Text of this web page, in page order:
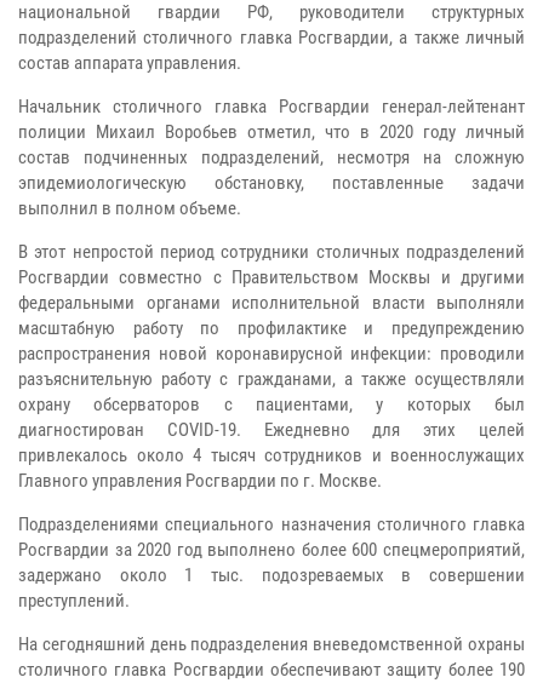
национальной гвардии РФ, руководители структурных
подразделений столичного главка Росгвардии, а также личный
состав аппарата управления.
Начальник столичного главка Росгвардии генерал-лейтенант
полиции Михаил Воробьев отметил, что в 2020 году личный
состав подчиненных подразделений, несмотря на сложную
эпидемиологическую обстановку, поставленные задачи
выполнил в полном объеме.
В этот непростой период сотрудники столичных подразделений
Росгвардии совместно с Правительством Москвы и другими
федеральными органами исполнительной власти выполняли
масштабную работу по профилактике и предупреждению
распространения новой коронавирусной инфекции: проводили
разъяснительную работу с гражданами, а также осуществляли
охрану обсерваторов с пациентами, у которых был
диагностирован COVID-19. Ежедневно для этих целей
привлекалось около 4 тысяч сотрудников и военнослужащих
Главного управления Росгвардии по г. Москве.
Подразделениями специального назначения столичного главка
Росгвардии за 2020 год выполнено более 600 спецмероприятий,
задержано около 1 тыс. подозреваемых в совершении
преступлений.
На сегодняшний день подразделения вневедомственной охраны
столичного главка Росгвардии обеспечивают защиту более 190